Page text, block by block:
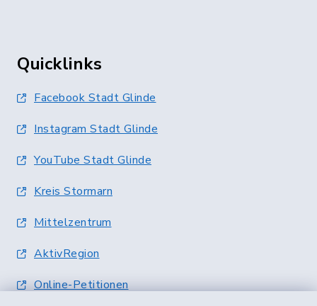
Quicklinks
Facebook Stadt Glinde
Instagram Stadt Glinde
YouTube Stadt Glinde
Kreis Stormarn
Mittelzentrum
AktivRegion
Online-Petitionen